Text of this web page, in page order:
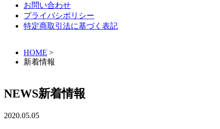
お問い合わせ
プライバシポリシー
特定商取引法に基づく表記
HOME >
新着情報
NEWS新着情報
2020.05.05